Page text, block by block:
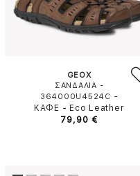
GEOX
ΣΑΝΔΑΛΙΑ -
364000U4524C -
ΚΑΦΕ - Eco Leather
79,90 €